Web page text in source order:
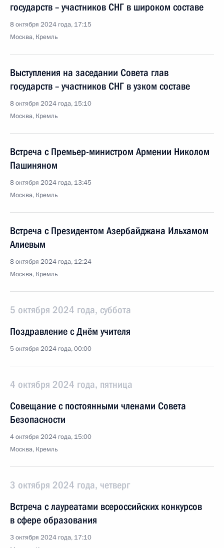
государств – участников СНГ в широком составе
8 октября 2024 года, 17:15
Москва, Кремль
Выступления на заседании Совета глав
государств – участников СНГ в узком составе
8 октября 2024 года, 15:10
Москва, Кремль
Встреча с Премьер-министром Армении Николом
Пашиняном
8 октября 2024 года, 13:45
Москва, Кремль
Встреча с Президентом Азербайджана Ильхамом
Алиевым
8 октября 2024 года, 12:24
Москва, Кремль
5 октября 2024 года, суббота
Поздравление с Днём учителя
5 октября 2024 года, 00:00
4 октября 2024 года, пятница
Совещание с постоянными членами Совета
Безопасности
4 октября 2024 года, 15:00
Москва, Кремль
3 октября 2024 года, четверг
Встреча с лауреатами всероссийских конкурсов
в сфере образования
3 октября 2024 года, 17:10